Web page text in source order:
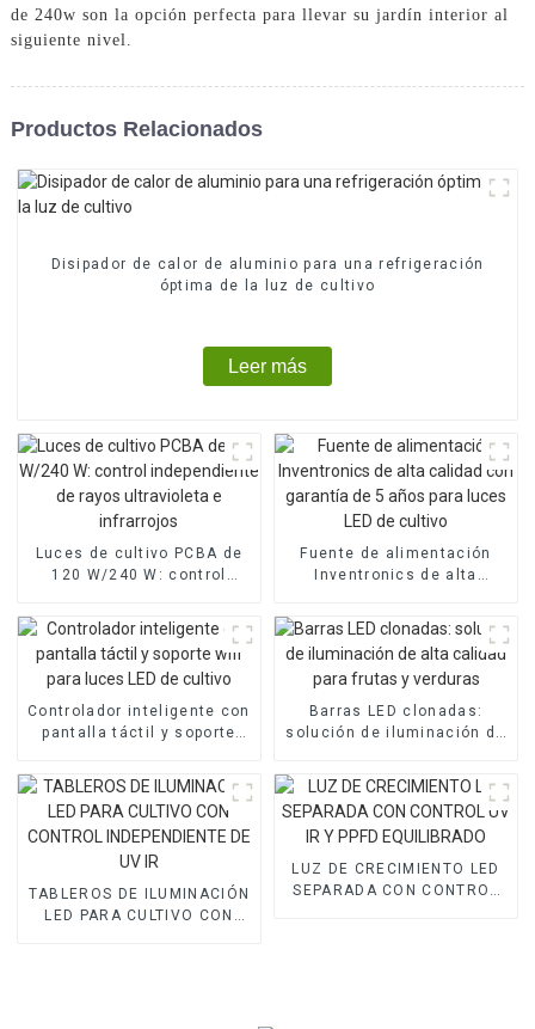
de 240w son la opción perfecta para llevar su jardín interior al
siguiente nivel.
Productos Relacionados
Disipador de calor de aluminio para una refrigeración
óptima de la luz de cultivo
Leer más
Luces de cultivo PCBA de
120 W/240 W: control
ultravioleta e infrarrojos
Fuente de alimentación
Inventronics de alta
años para luces LED de
cultivo
Controlador inteligente con
pantalla táctil y soporte
cultivo
Barras LED clonadas:
solución de iluminación de
verduras
TABLEROS DE ILUMINACIÓN
LED PARA CULTIVO CON
LUZ DE CRECIMIENTO LED
SEPARADA CON CONTROL